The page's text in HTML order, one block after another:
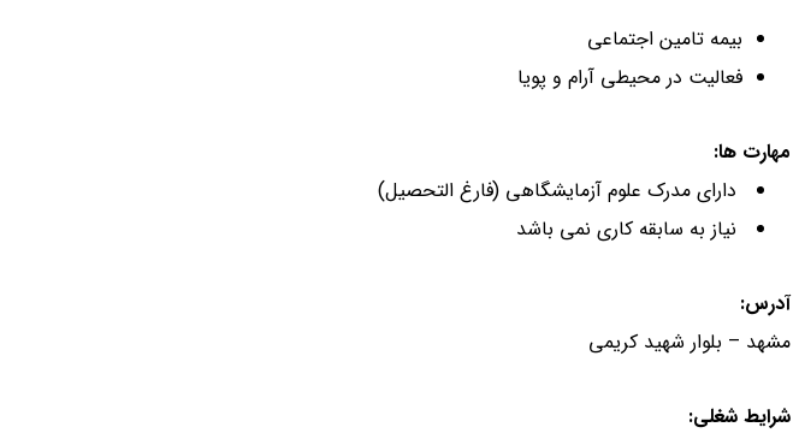
بیمه تامین اجتماعی
فعالیت در محیطی آرام و پویا
مهارت ها:
دارای مدرک علوم آزمایشگاهی (فارغ التحصیل)
نیاز به سابقه کاری نمی باشد
آدرس:
مشهد – بلوار شهید کریمی
شرایط شغلی: